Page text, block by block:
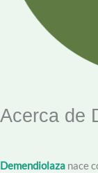
Acerca de
Demendiolaza nace